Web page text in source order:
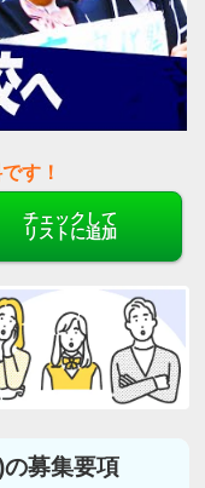
す！
チェックして
リストに追加
募集要項